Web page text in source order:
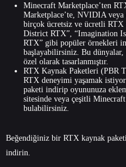
Minecraft Marketplace’ten
Marketplace’te, NVIDIA
birçok ücretsiz ve ücretli
District RTX”, “Imagination
RTX” gibi popüler örnekleri
başlayabilirsiniz. Bu
özel olarak tasarlanmıştır.
RTX Kaynak Paketleri (PBR
RTX deneyimi yaşamak
paketi indirip oyununuza
sitesinde veya çeşitli
bulabilirsiniz.
Beğendiğiniz bir RTX kaynak
indirin.